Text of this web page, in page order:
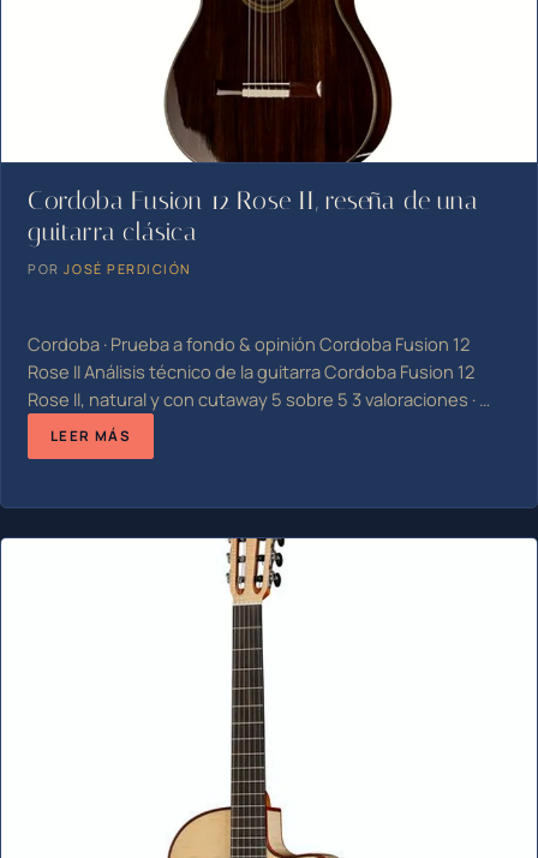
Cordoba Fusion 12 Rose II, reseña de una
guitarra clásica
PORJOSÉ PERDICIÓN
Cordoba · Prueba a fondo & opinión Cordoba Fusion 12
Rose II Análisis técnico de la guitarra Cordoba Fusion 12
Rose II, natural y con cutaway 5 sobre 5 3 valoraciones · …
LEER MÁS